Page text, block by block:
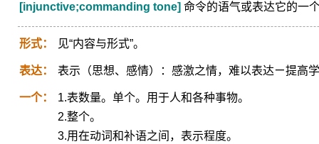
[injunctive;commanding tone] 命令的语气或表达它的一
形式： 见“内容与形式”。
表达： 表示（思想、感情）：感激之情，难以表达ㄧ提高
一个：
1.表数量。单个。用于人和各种事物。
2.整个。
3.用在动词和补语之间，表示程度。